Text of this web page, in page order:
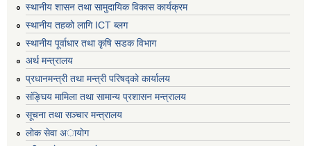
स्थानीय शासन तथा सामुदायिक विकास कार्यक्रम
स्थानीय तहको लागि ICT ब्लग
स्थानीय पूर्वाधार तथा कृषि सडक विभाग
अर्थ मन्त्रालय
प्रधानमन्त्री तथा मन्त्री परिषद्काे कार्यालय
संङ्घिय मामिला तथा सामान्य प्रशासन मन्त्रालय
सूचना तथा सञ्चार मन्त्रालय
लाेक सेवा अायाेग